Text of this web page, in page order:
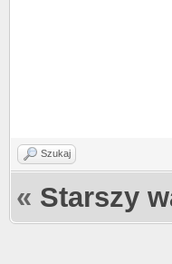
Szukaj
« Starszy